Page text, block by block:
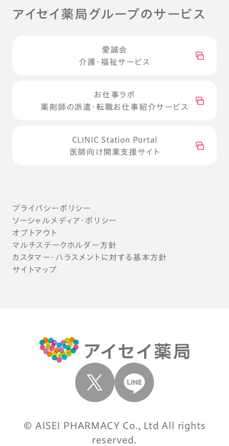
アイセイ薬局グループのサービス
愛誠会
介護・福祉サービス
お仕事ラボ
薬剤師の派遣・転職お仕事紹介サービス
CLINIC Station Portal
医師向け開業支援サイト
プライバシーポリシー
ソーシャルメディア・ポリシー
オプトアウト
マルチステークホルダー方針
カスタマー・ハラスメントに対する基本方針
サイトマップ
© AISEI PHARMACY Co., Ltd All rights
reserved.